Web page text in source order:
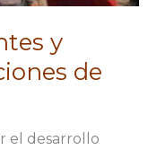
y
de
el desarrollo